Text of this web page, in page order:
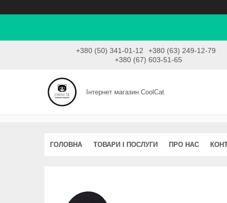
+380 (50) 341-01-12
+380 (63) 249-12-79
+380 (67) 603-51-65
Інтернет магазин CoolCat
ГОЛОВНА ТОВАРИ І ПОСЛУГИ ПРО НАС